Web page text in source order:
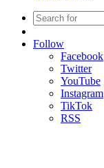
Article
Follow
Facebook
Twitter
YouTube
Instagram
TikTok
RSS